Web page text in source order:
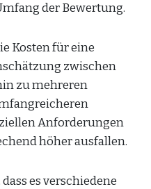
der Bewertung.
Kosten für eine
zwischen
zu mehreren
Anforderungen
höher ausfallen.
es verschiedene